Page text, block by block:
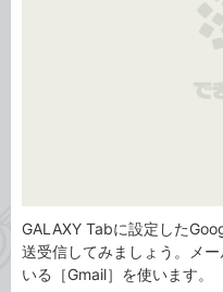
GALAXY Tabに設定した
送受信してみましょう。メ
いる［Gmail］を使います。